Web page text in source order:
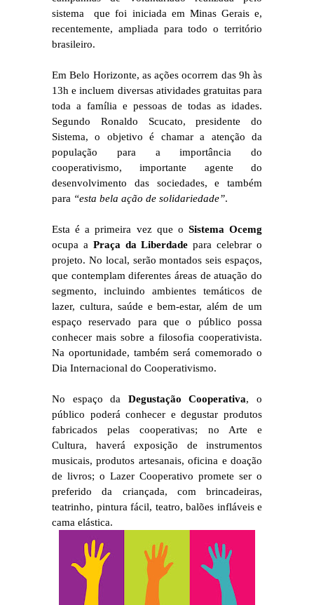
sistema que foi iniciada em Minas Gerais e,
recentemente, ampliada para todo o território
brasileiro.
Em Belo Horizonte, as ações ocorrem das 9h às
13h e incluem diversas atividades gratuitas para
toda a família e pessoas de todas as idades.
Segundo Ronaldo Scucato, presidente do
Sistema, o objetivo é chamar a atenção da
população para a importância do
cooperativismo, importante agente do
desenvolvimento das sociedades, e também
para “esta bela ação de solidariedade”.
Esta é a primeira vez que o Sistema Ocemg
ocupa a Praça da Liberdadepara celebrar o
projeto. No local, serão montados seis espaços,
que contemplam diferentes áreas de atuação do
segmento, incluindo ambientes temáticos de
lazer, cultura, saúde e bem-estar, além de um
espaço reservado para que o público possa
conhecer mais sobre a filosofia cooperativista.
Na oportunidade, também será comemorado o
Dia Internacional do Cooperativismo.
No espaço da Degustação Cooperativa, o
público poderá conhecer e degustar produtos
fabricados pelas cooperativas; no Arte e
Cultura, haverá exposição de instrumentos
musicais, produtos artesanais, oficina e doação
de livros; o Lazer Cooperativo promete ser o
preferido da criançada, com brincadeiras,
teatrinho, pintura fácil, teatro, balões infláveis e
cama elástica.